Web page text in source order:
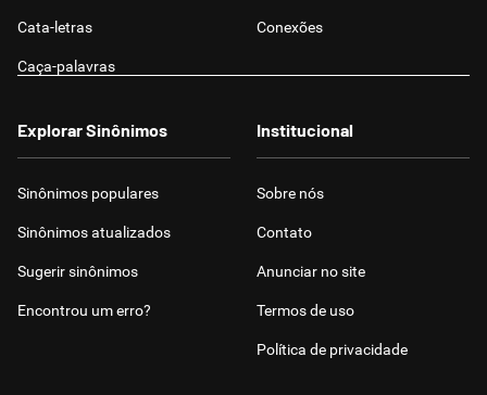
Cata-letras Conexões
Caça-palavras
Explorar Sinônimos
Sinônimos populares
Sinônimos atualizados
Sugerir sinônimos
Encontrou um erro?
Institucional
Sobre nós
Contato
Anunciar no site
Termos de uso
Política de privacidade